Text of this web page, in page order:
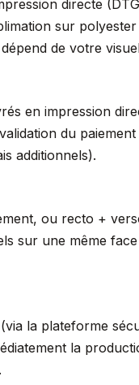
directe
sur
de votre
en impression
du
additionnels).
ou recto +
sur une même
la plateforme
la